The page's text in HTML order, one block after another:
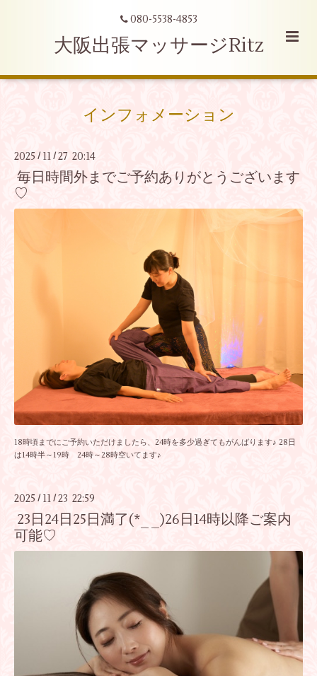
080-5538-4853
大阪出張マッサージRitz
インフォメーション
2025 / 11 /27 20:14
毎日時間外までご予約ありがとうございます
♡
18時頃までにご予約いただけましたら、24時を多少過ぎてもがんばります♪ 28日
は14時半～19時 24時～28時空いてます♪
2025 / 11 /23 22:59
23日24日25日満了(*_ _)26日14時以降ご案内
可能♡